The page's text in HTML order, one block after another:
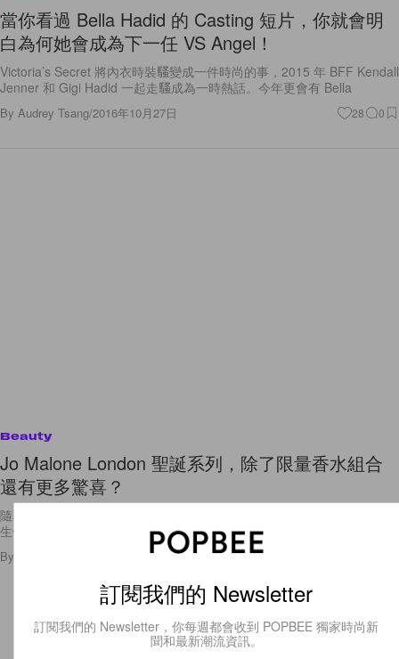
當你看過 Bella Hadid 的 Casting 短片，你就會明
白為何她會成為下一任 VS Angel！
Victoria’s Secret 將內衣時裝騷變成一件時尚的事，2015 年 BFF Kendall
Jenner 和 Gigi Hadid 一起走騷成為一時熱話。今年更會有 Bella
By Audrey Tsang/2016年10月27日 28 0
Beauty
Jo Malone London 聖誕系列，除了限量香水組合
還有更多驚喜？
隨著聖誕節腳步的臨近，各大品牌也紛紛推出聖誕節限量系列。近日，女
生們大愛的 Jo Malone London 2016
By
訂閱我們的 Newsletter
訂閱我們的 Newsletter，你每週都會收到 POPBEE 獨家時尚新
聞和最新潮流資訊。